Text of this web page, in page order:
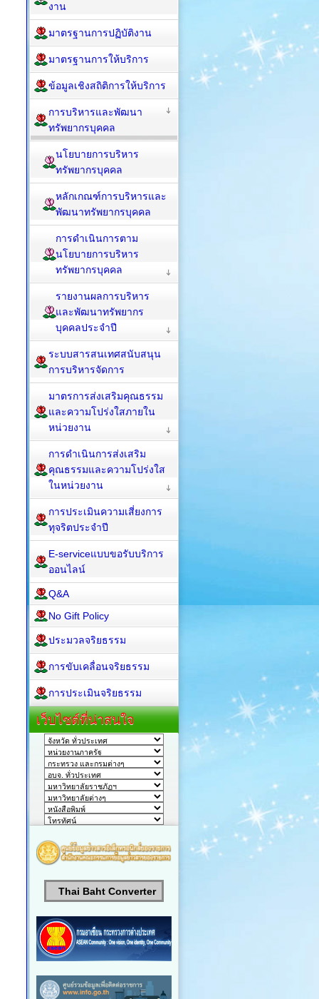
งาน
มาตรฐานการปฏิบัติงาน
มาตรฐานการให้บริการ
ข้อมูลเชิงสถิติการให้บริการ
การบริหารและพัฒนา
ทรัพยากรบุคคล
นโยบายการบริหาร
ทรัพยากรบุคคล
หลักเกณฑ์การบริหารและ
พัฒนาทรัพยากรบุคคล
การดำเนินการตาม
นโยบายการบริหาร
ทรัพยากรบุคคล
รายงานผลการบริหาร
และพัฒนาทรัพยากร
บุคคลประจำปี
ระบบสารสนเทศสนับสนุน
การบริหารจัดการ
มาตรการส่งเสริมคุณธรรม
และความโปร่งใสภายใน
หน่วยงาน
การดำเนินการส่งเสริม
คุณธรรมและความโปร่งใส
ในหน่วยงาน
การประเมินความเสี่ยงการ
ทุจริตประจำปี
E-serviceแบบขอรับบริการ
ออนไลน์
Q&A
No Gift Policy
ประมวลจริยธรรม
การขับเคลื่อนจริยธรรม
การประเมินจริยธรรม
เว็บไซต์ที่น่าสนใจ
Thai Baht Converter